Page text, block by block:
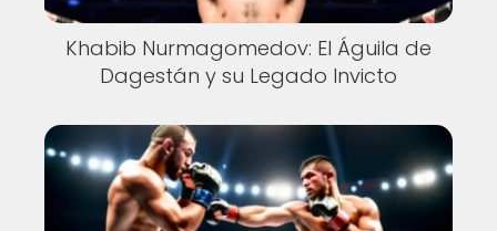
Khabib Nurmagomedov: El Águila de
Dagestán y su Legado Invicto